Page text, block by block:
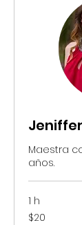
Maestra
años.
1 h
20
pesos
$20